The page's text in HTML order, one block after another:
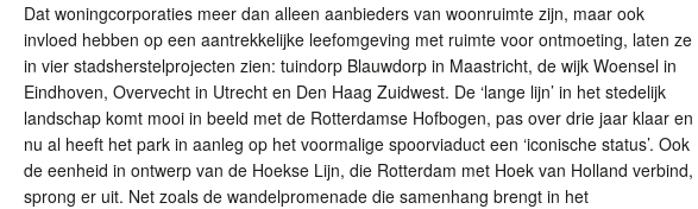
Dat woningcorporaties meer dan alleen aanbieders van woonruimte zijn, maar ook
invloed hebben op een aantrekkelijke leefomgeving met ruimte voor ontmoeting, laten ze
in vier stadsherstelprojecten zien: tuindorp Blauwdorp in Maastricht, de wijk Woensel in
Eindhoven, Overvecht in Utrecht en Den Haag Zuidwest. De ‘lange lijn’ in het stedelijk
landschap komt mooi in beeld met de Rotterdamse Hofbogen, pas over drie jaar klaar en
nu al heeft het park in aanleg op het voormalige spoorviaduct een ‘iconische status’. Ook
de eenheid in ontwerp van de Hoekse Lijn, die Rotterdam met Hoek van Holland verbind,
sprong er uit. Net zoals de wandelpromenade die samenhang brengt in het